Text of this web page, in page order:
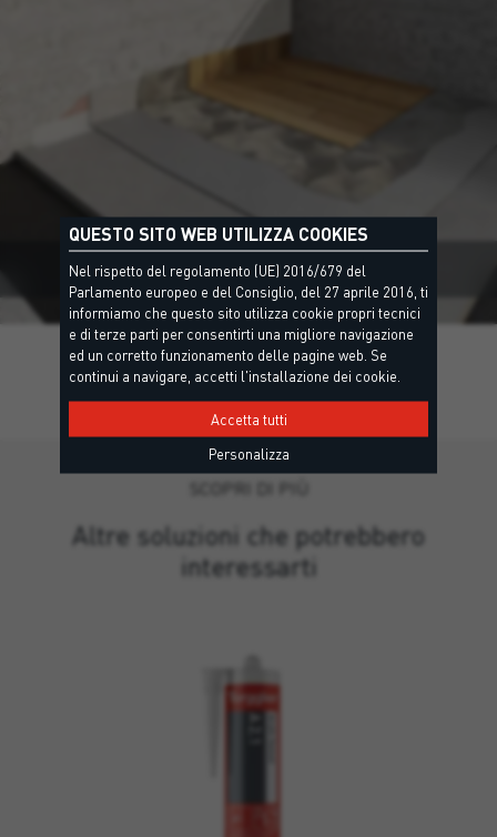
TERRAZZA E TETTO PIANO
Altre soluzioni che potrebbero
interessarti
QUESTO SITO WEB UTILIZZA COOKIES
Nel rispetto del regolamento (UE) 2016/679 del
Parlamento europeo e del Consiglio, del 27 aprile 2016, ti
informiamo che questo sito utilizza cookie propri tecnici
e di terze parti per consentirti una migliore navigazione
ed un corretto funzionamento delle pagine web. Se
continui a navigare, accetti l'installazione dei cookie.
Accetta tutti
Personalizza